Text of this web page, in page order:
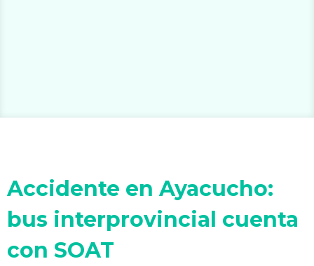
Accidente en Ayacucho:
bus interprovincial cuenta
con SOAT